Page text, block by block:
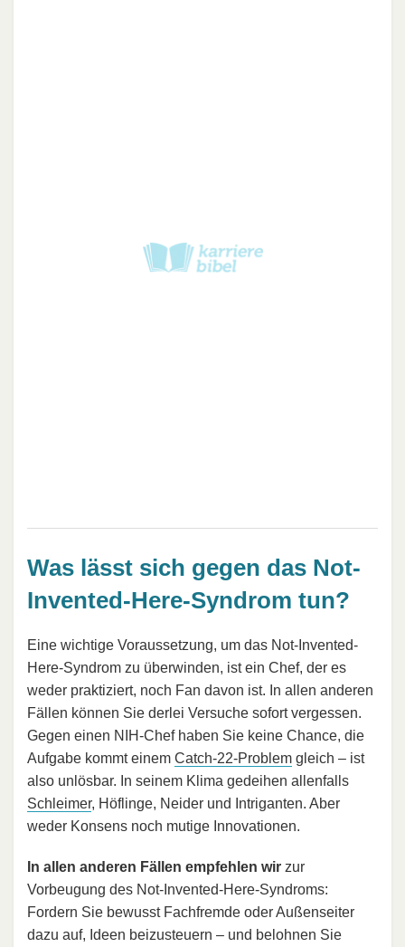
Was lässt sich gegen das Not-
Invented-Here-Syndrom tun?
Eine wichtige Voraussetzung, um das Not-Invented-
Here-Syndrom zu überwinden, ist ein Chef, der es
weder praktiziert, noch Fan davon ist. In allen anderen
Fällen können Sie derlei Versuche sofort vergessen.
Gegen einen NIH-Chef haben Sie keine Chance, die
Aufgabe kommt einem Catch-22-Problem gleich – ist
also unlösbar. In seinem Klima gedeihen allenfalls
Schleimer, Höflinge, Neider und Intriganten. Aber
weder Konsens noch mutige Innovationen.
In allen anderen Fällen empfehlen wir zur
Vorbeugung des Not-Invented-Here-Syndroms:
Fordern Sie bewusst Fachfremde oder Außenseiter
dazu auf, Ideen beizusteuern – und belohnen Sie